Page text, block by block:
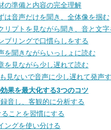
の準備と内容の完全理解
は音声だけを聞き、全体像を掴む
リプトを見ながら聞き、音と文
ブリングで口慣らしをする
を聞きながらいっしょに読む
を見ながら少し遅れて読む
見ないで音声に少し遅れて発声
果を最大化する3つのコツ
音し、客観的に分析する
ことを習慣にする
ングを使い分ける